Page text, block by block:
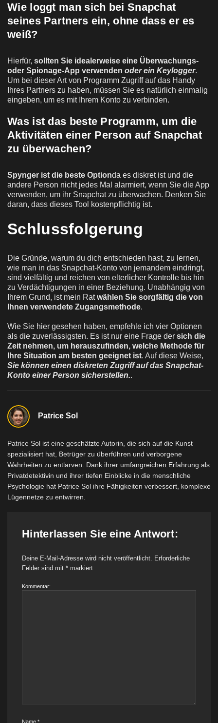
Wie loggt man sich bei Snapchat
seines Partners ein, ohne dass er es
weiß?
Hierfür, sollten Sie idealerweise eine Überwachungs-
oder Spionage-App verwenden oder ein Keylogger.
Um bei dieser Art von Programm Zugriff auf das Handy
Ihres Partners zu haben, müssen Sie es natürlich einmalig
eingeben, um es mit Ihrem Konto zu verbinden.
Was ist das beste Programm, um die
Aktivitäten einer Person auf Snapchat
zu überwachen?
Spynger ist die beste Optionda es diskret ist und die
andere Person nicht jedes Mal alarmiert, wenn Sie die App
verwenden, um ihr Snapchat zu überwachen. Denken Sie
daran, dass dieses Tool kostenpflichtig ist.
Schlussfolgerung
Die Gründe, warum du dich entschieden hast, zu lernen,
wie man in das Snapchat-Konto von jemandem eindringt,
sind vielfältig und reichen von elterlicher Kontrolle bis hin
zu Verdächtigungen in einer Beziehung. Unabhängig von
Ihrem Grund, ist mein Ratwählen Sie sorgfältig die von
Ihnen verwendete Zugangsmethode.
Wie Sie hier gesehen haben, empfehle ich vier Optionen
als die zuverlässigsten. Es ist nur eine Frage der sich die
Zeit nehmen, um herauszufinden, welche Methode für
Ihre Situation am besten geeignet ist. Auf diese Weise,
Sie können einen diskreten Zugriff auf das Snapchat-
Konto einer Person sicherstellen..
Patrice Sol
Patrice Sol ist eine geschätzte Autorin, die sich auf die Kunst
spezialisiert hat, Betrüger zu überführen und verborgene
Wahrheiten zu entlarven. Dank ihrer umfangreichen Erfahrung als
Privatdetektivin und ihrer tiefen Einblicke in die menschliche
Psychologie hat Patrice Sol ihre Fähigkeiten verbessert, komplexe
Lügennetze zu entwirren.
Hinterlassen Sie eine Antwort:
Deine E-Mail-Adresse wird nicht veröffentlicht. Erforderliche
Felder sind mit * markiert
Kommentar:
Name *